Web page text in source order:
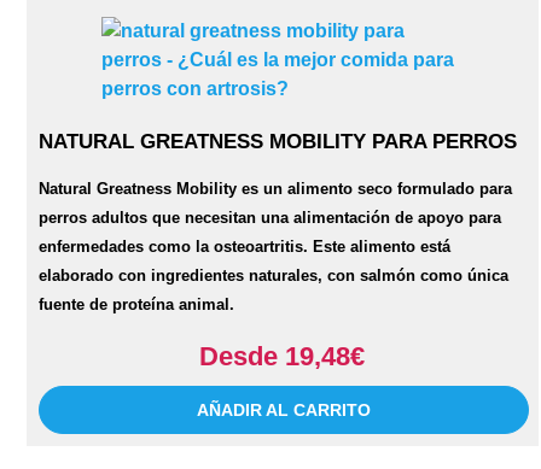
NATURAL GREATNESS MOBILITY PARA PERROS
Natural Greatness Mobility es un alimento seco formulado para
perros adultos que necesitan una alimentación de apoyo para
enfermedades como la osteoartritis. Este alimento está
elaborado con ingredientes naturales, con salmón como única
fuente de proteína animal.
Desde 19,48€
AÑADIR AL CARRITO